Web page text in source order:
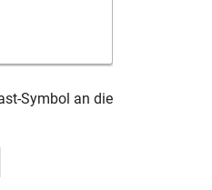
Symbol an die